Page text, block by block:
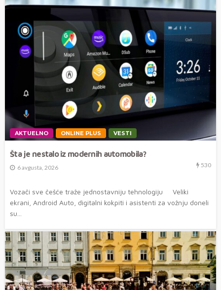
AKTUELNO ONLINE PLUS VESTI
Šta je nestalo iz modernih automobila?
6 avgusta, 2026 530
Vozači sve češće traže jednostavniju tehnologiju Veliki
ekrani, Android Auto, digitalni kokpiti i asistenti za vožnju doneli
su...